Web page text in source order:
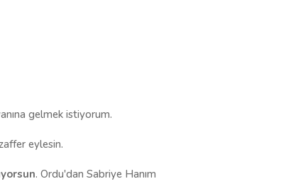
gelmek istiyorum.
eylesin.
. Ordu'dan Sabriye Hanım